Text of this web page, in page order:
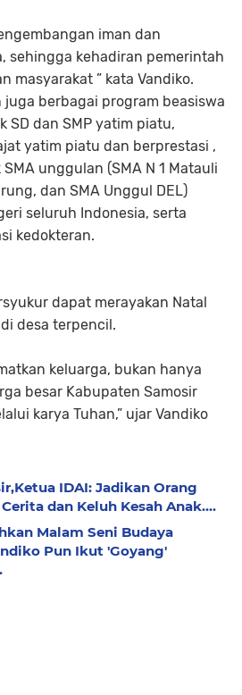
iman dan
sehingga kehadiran pemerintah
masyarakat ” kata Vandiko.
berbagai program beasiswa
SD dan SMP yatim piatu,
yatim piatu dan berprestasi ,
unggulan (SMA N 1 Matauli
dan SMA Unggul DEL)
seluruh Indonesia, serta
kedokteran.
dapat merayakan Natal
desa terpencil.
keluarga, bukan hanya
besar Kabupaten Samosir
karya Tuhan,” ujar Vandiko
IDAI: Jadikan Orang
dan Keluh Kesah Anak....
Malam Seni Budaya
Pun Ikut 'Goyang'